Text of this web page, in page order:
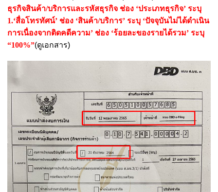
ธุรกิจสินค้า/บริการและรหัสธุรกิจ ช่อง ‘ประเภทธุรกิจ’ ระบุ
1.‘สื่อโทรทัศน์’ ช่อง ‘สินค้า/บริการ’ ระบุ ‘ปัจจุบันไม่ได้ดำเนิน
การเนื่องจากติดคดีความ’ ช่อง ‘ร้อยละของรายได้รวม’ ระบุ
“100%”(ดูเอกสาร)